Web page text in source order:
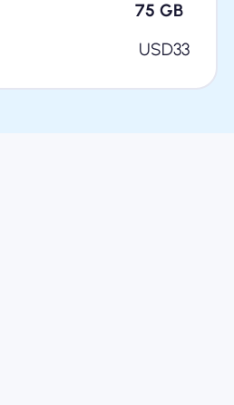
75 GB
USD33